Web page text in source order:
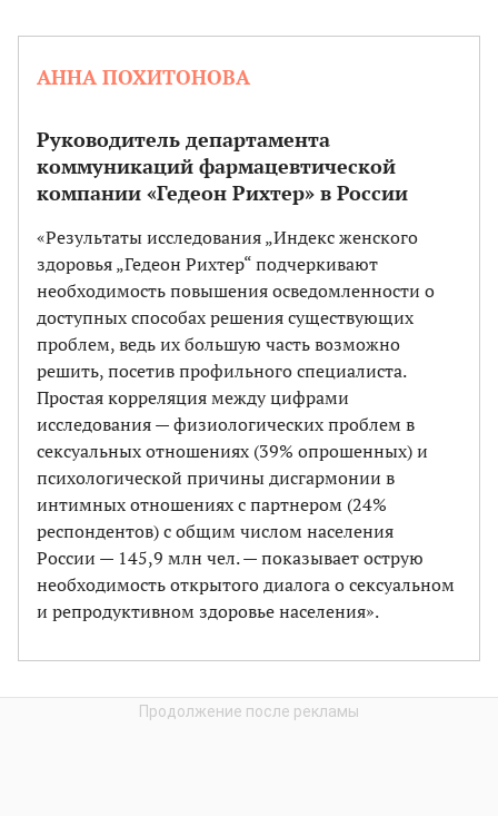
АННА ПОХИТОНОВА
Руководитель департамента
коммуникаций фармацевтической
компании «Гедеон Рихтер» в России
«Результаты исследования „Индекс женского
здоровья „Гедеон Рихтер“ подчеркивают
необходимость повышения осведомленности о
доступных способах решения существующих
проблем, ведь их большую часть возможно
решить, посетив профильного специалиста.
Простая корреляция между цифрами
исследования — физиологических проблем в
сексуальных отношениях (39% опрошенных) и
психологической причины дисгармонии в
интимных отношениях с партнером (24%
респондентов) с общим числом населения
России — 145,9 млн чел. — показывает острую
необходимость открытого диалога о сексуальном
и репродуктивном здоровье населения».